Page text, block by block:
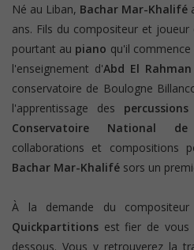
Né au Liban, Bachar Mar-Khalifé
ans. Fils du compositeur et joueur
pourtant au piano qu'il
l'enseignement d'Abd El Rahman
conservatoire de Boulogne
l'apprentissage des percussions
Conservatoire National
collaborations et compositions
Bachar Mar-Khalifé sors un
À la demande du
Quickpartitions est fier de vous
dessous. Vous y retrouverez la